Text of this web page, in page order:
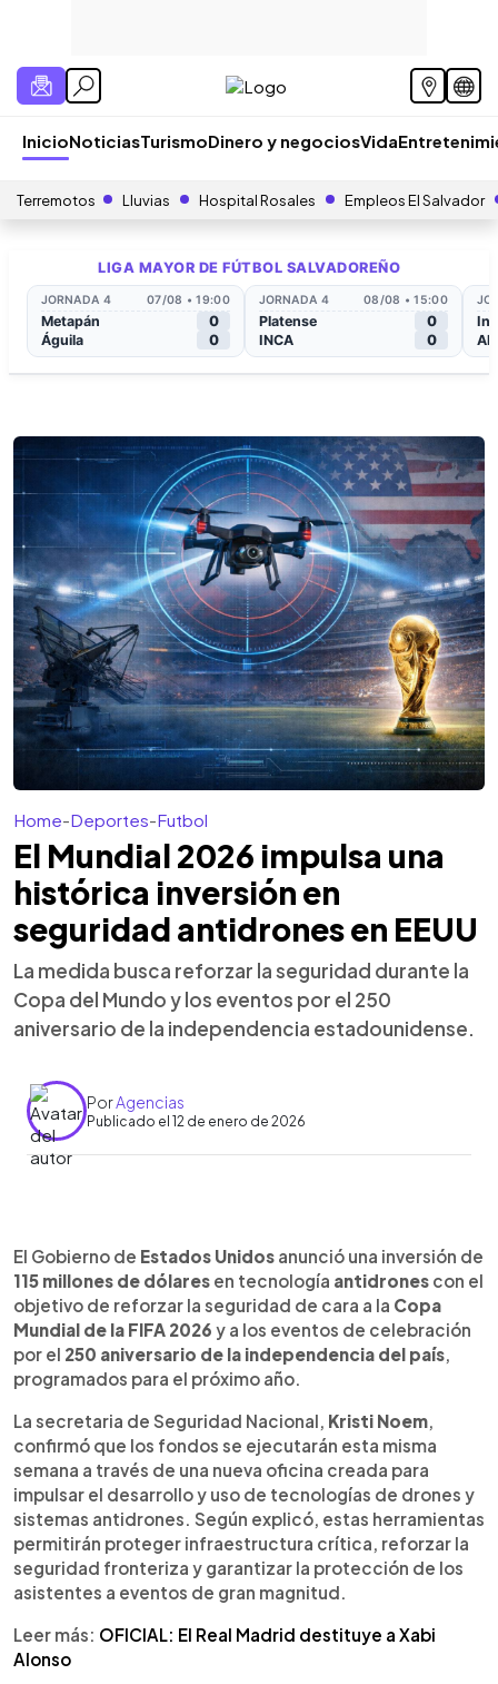
InicioNoticiasTurismoDinero y negociosVida
Terremotos Lluvias Hospital Rosales Empleos El Salvador
Home-Deportes-Futbol
El Mundial 2026 impulsa una
histórica inversión en
seguridad antidrones en EEUU
La medida busca reforzar la seguridad durante la
Copa del Mundo y los eventos por el 250
aniversario de la independencia estadounidense.
PorAgencias
Publicado el 12 de enero de 2026
► Escuchar artículo
Estados Unidos anunció una inversión de 115
millones de dólares en tecnología antidrones para
reforzar la seguridad del Mundial de la FIFA 2026 y
de los eventos por el 250 aniversario de su
independencia. Los fondos serán ejecutados a
través de una nueva oficina del Departamento de
Seguridad Nacional, creada para enfrentar el uso
malicioso de drones y proteger infraestructura
crítica, fronteras y eventos multitudinarios. La
medida también apunta a garantizar la seguridad
en citas internacionales como la cumbre del G20
en Miami. El Mundial se disputará del 11 de junio al
19 de julio de 2026, con final en el MetLife
Stadium, y será el primero con 48 selecciones.
El Gobierno de Estados Unidos anunció una inversión de
115 millones de dólares en tecnología antidrones con el
objetivo de reforzar la seguridad de cara a la Copa
Mundial de la FIFA 2026 y a los eventos de celebración
por el 250 aniversario de la independencia del país,
programados para el próximo año.
La secretaria de Seguridad Nacional, Kristi Noem,
confirmó que los fondos se ejecutarán esta misma
semana a través de una nueva oficina creada para
impulsar el desarrollo y uso de tecnologías de drones y
sistemas antidrones. Según explicó, estas herramientas
permitirán proteger infraestructura crítica, reforzar la
seguridad fronteriza y garantizar la protección de los
asistentes a eventos de gran magnitud.
Leer más: OFICIAL: El Real Madrid destituye a Xabi
Alonso